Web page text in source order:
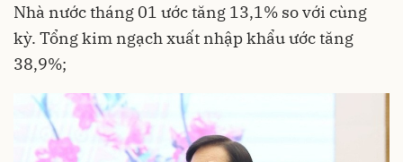
Nhà nước tháng 01 ước tăng 13,1% so với cùng
kỳ. Tổng kim ngạch xuất nhập khẩu ước tăng
38,9%;